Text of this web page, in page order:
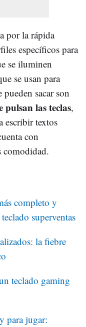
por la rápida
específicos para
se iluminen
se usan para
sacar son
pulsan las teclas,
escribir textos
con
comodidad.
completo y
superventas
la fiebre
teclado gaming
para jugar: